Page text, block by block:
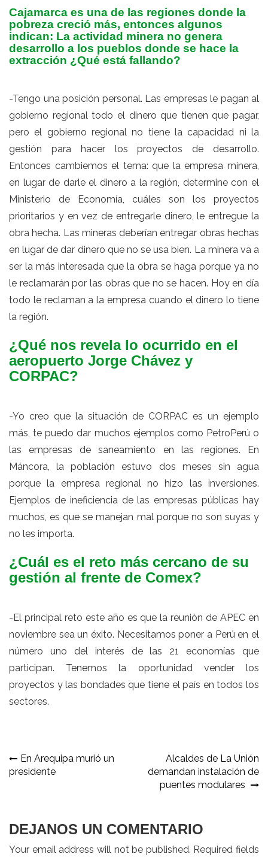
Cajamarca es una de las regiones donde la
pobreza creció más, entonces algunos
indican: La actividad minera no genera
desarrollo a los pueblos donde se hace la
extracción ¿Qué está fallando?
-Tengo una posición personal. Las empresas le pagan al
gobierno regional todo el dinero que tienen que pagar,
pero el gobierno regional no tiene la capacidad ni la
gestión para hacer los proyectos de desarrollo.
Entonces cambiemos el tema: que la empresa minera,
en lugar de darle el dinero a la región, determine con el
Ministerio de Economía, cuáles son los proyectos
prioritarios y en vez de entregarle dinero, le entregue la
obra hecha. Las mineras deberían entregar obras hechas
en lugar de dar dinero que no se usa bien. La minera va a
ser la más interesada que la obra se haga porque ya no
le reclamarán por las obras que no se hacen. Hoy en día
todo le reclaman a la empresa cuando el dinero lo tiene
la región.
¿Qué nos revela lo ocurrido en el
aeropuerto Jorge Chávez y
CORPAC?
-Yo creo que la situación de CORPAC es un ejemplo
más, te puedo dar muchos ejemplos como PetroPerú o
las empresas de saneamiento en las regiones. En
Máncora, la población estuvo dos meses sin agua
porque la empresa regional no hizo las inversiones.
Ejemplos de ineficiencia de las empresas públicas hay
muchos, es que se manejan mal porque no son suyas y
no les importa.
¿Cuál es el reto más cercano de su
gestión al frente de Comex?
-El principal reto este año es que la reunión de APEC en
noviembre sea un éxito. Necesitamos poner a Perú en el
número uno del interés de las 21 economías que
participan. Tenemos la oportunidad vender los
proyectos y las bondades que tiene el país en todos los
sectores.
Navegación
de
En Arequipa murió un
presidente
Alcaldes de La Unión
demandan instalación de
puentes modulares
DEJANOS UN COMENTARIO
Your email address will not be published. Required fields